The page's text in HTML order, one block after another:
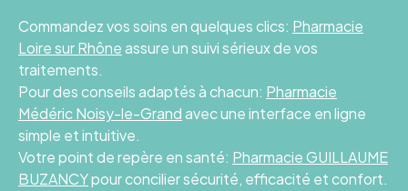
Commandez vos soins en quelques clics: Pharmacie
Loire sur Rhôneassure un suivi sérieux de vos
traitements.
Pour des conseils adaptés à chacun: Pharmacie
Médéric Noisy-le-Grandavec une interface en ligne
simple et intuitive.
Votre point de repère en santé: Pharmacie GUILLAUME
BUZANCYpour concilier sécurité, efficacité et confort.